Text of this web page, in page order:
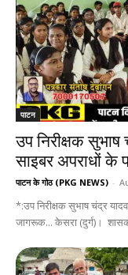
पाटन
उप निरीक्षक सुभाष
साइबर अपराधों के
पाटन के गोठ (PKG NEWS) -
*:उप निरीक्षक सुभाष चंद्र यादव
जागरूक... केसरा (दुर्ग)।